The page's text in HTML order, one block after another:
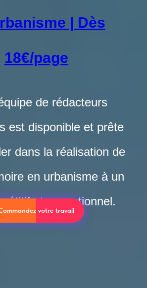
| Dès
18€/page
de rédacteurs
est disponible et prête
dans la réalisation de
en urbanisme à un
et exceptionnel.
votre travail